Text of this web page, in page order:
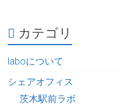
カテゴリ
laboについて
シェアオフィス
茨木駅前ラボ